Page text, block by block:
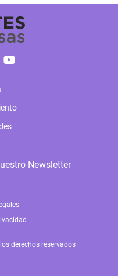
Newsletter
derechos reservados